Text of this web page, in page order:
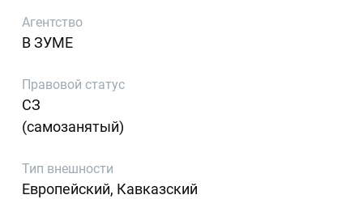
Агентство
В ЗУМЕ
Правовой статус
СЗ
(самозанятый)
Тип внешности
Европейский, Кавказский